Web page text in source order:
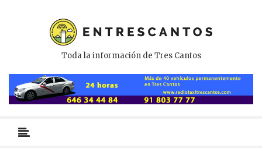
Toda la información de Tres Cantos
primario